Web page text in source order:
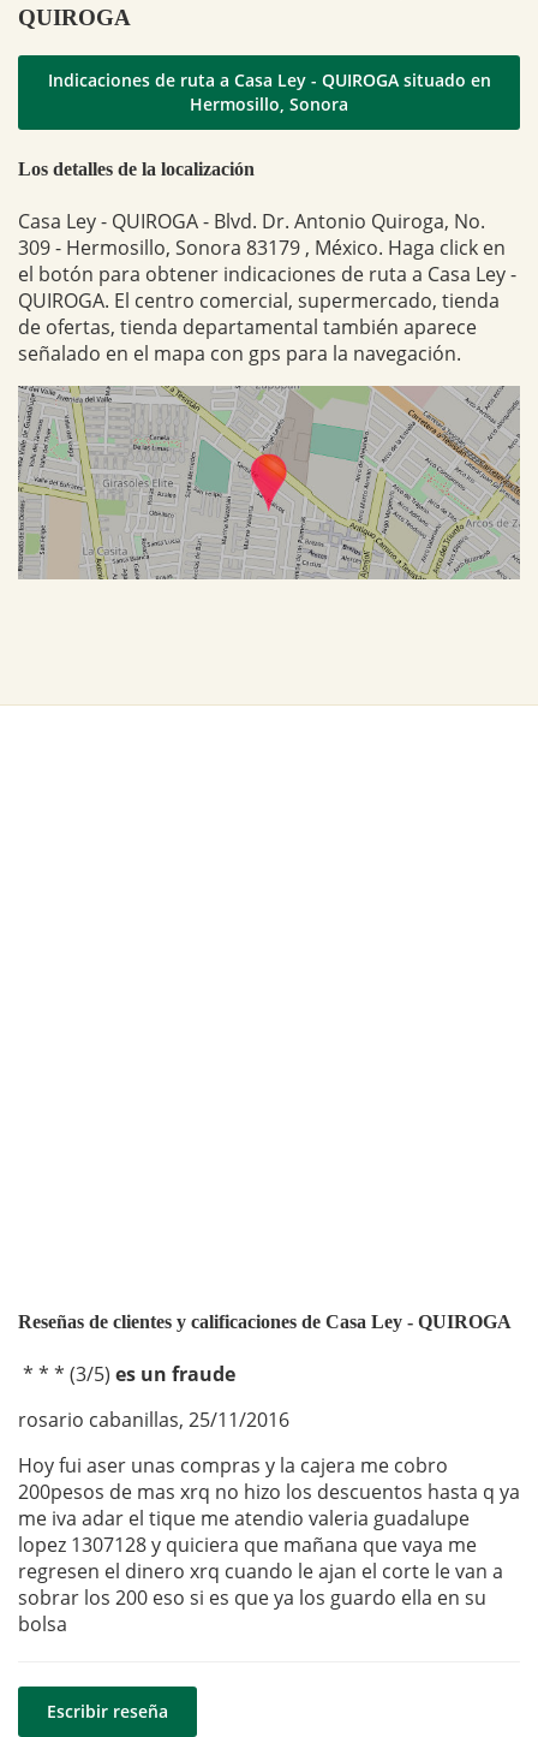
QUIROGA
Indicaciones de ruta a Casa Ley - QUIROGA situado en
Hermosillo, Sonora
Los detalles de la localización
Casa Ley - QUIROGA - Blvd. Dr. Antonio Quiroga, No.
309 - Hermosillo, Sonora 83179 , México. Haga click en
el botón para obtener indicaciones de ruta a Casa Ley -
QUIROGA. El centro comercial, supermercado, tienda
de ofertas, tienda departamental también aparece
señalado en el mapa con gps para la navegación.
Reseñas de clientes y calificaciones de Casa Ley - QUIROGA
* * * (3/5) es un fraude
rosario cabanillas, 25/11/2016
Hoy fui aser unas compras y la cajera me cobro
200pesos de mas xrq no hizo los descuentos hasta q ya
me iva adar el tique me atendio valeria guadalupe
lopez 1307128 y quiciera que mañana que vaya me
regresen el dinero xrq cuando le ajan el corte le van a
sobrar los 200 eso si es que ya los guardo ella en su
bolsa
Escribir reseña